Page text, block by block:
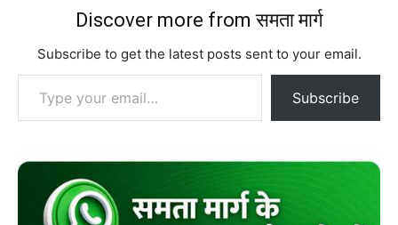
Discover more from समता मार्ग
Subscribe to get the latest posts sent to your email.
Type your email…
Subscribe